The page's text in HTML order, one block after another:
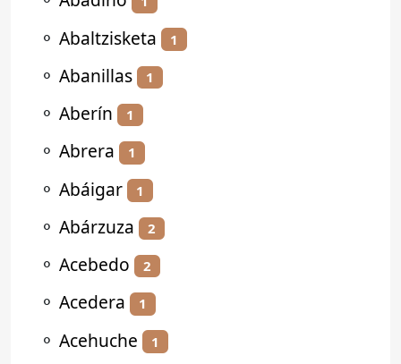
⚬ Abaltzisketa 1
⚬ Abanillas 1
⚬ Aberín 1
⚬ Abrera 1
⚬ Abáigar 1
⚬ Abárzuza 2
⚬ Acebedo 2
⚬ Acedera 1
⚬ Acehuche 1